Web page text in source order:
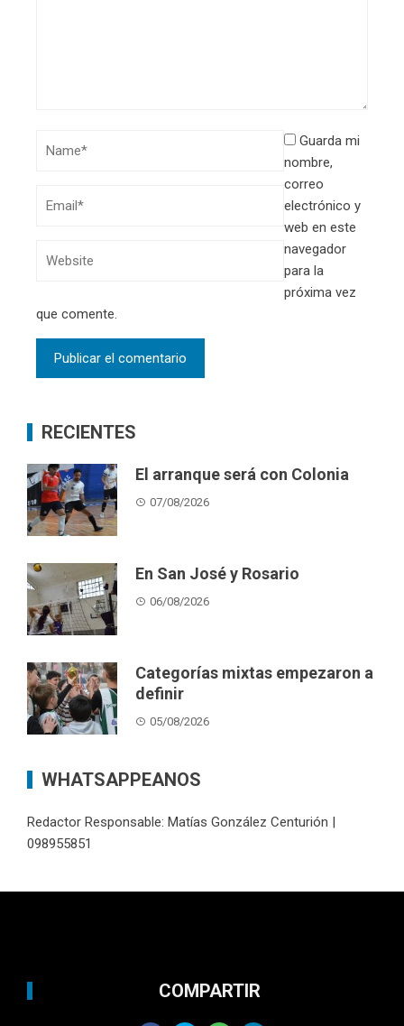
Guarda mi
nombre,
correo
electrónico y
web en este
navegador
para la
próxima vez
que comente.
RECIENTES
El arranque será con Colonia
07/08/2026
En San José y Rosario
06/08/2026
Categorías mixtas empezaron a
definir
05/08/2026
WHATSAPPEANOS
Redactor Responsable: Matías González Centurión |
098955851
COMPARTIR